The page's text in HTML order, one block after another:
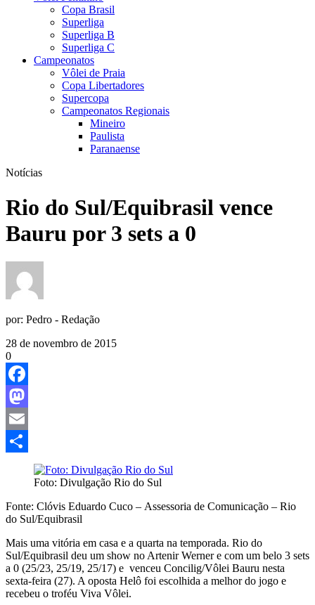
Copa Brasil
Superliga
Superliga B
Superliga C
Campeonatos
Vôlei de Praia
Copa Libertadores
Supercopa
Campeonatos Regionais
Mineiro
Paulista
Paranaense
Notícias
Rio do Sul/Equibrasil vence
Bauru por 3 sets a 0
por: Pedro - Redação
28 de novembro de 2015
0
Facebook
Mastodon
Email
Foto: Divulgação Rio do Sul
Fonte: Clóvis Eduardo Cuco – Assessoria de Comunicação – Rio
do Sul/Equibrasil
Mais uma vitória em casa e a quarta na temporada. Rio do
Sul/Equibrasil deu um show no Artenir Werner e com um belo 3 sets
a 0 (25/23, 25/19, 25/17) e venceu Concilig/Vôlei Bauru nesta
sexta-feira (27). A oposta Helô foi escolhida a melhor do jogo e
recebeu o troféu Viva Vôlei.